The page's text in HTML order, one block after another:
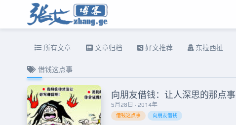
所有文章 文章归档 好文推荐 东拉西扯
借钱这点事
5月28日 · 2014年
向朋友借钱：让人深思的那点事
借钱这点事 向朋友借钱